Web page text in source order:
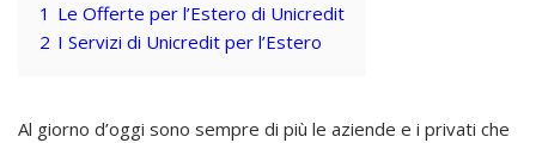
1 Le Offerte per l’Estero di Unicredit
2 I Servizi di Unicredit per l’Estero
Al giorno d’oggi sono sempre di più le aziende e i privati che